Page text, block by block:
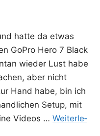
hat­te da etwas
GoPro Hero 7 Black
wie­der Lust habe
aber nicht
Hand habe, bin ich
Set­up, mit
Vide­os … Wei­ter­le­